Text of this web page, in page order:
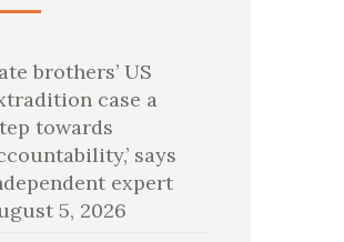
brothers’ US
case a
towards
says
expert
5, 2026